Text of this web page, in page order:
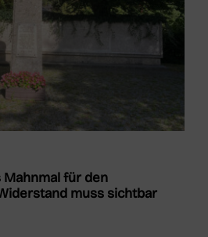
Mahnmal für den
muss sichtbar